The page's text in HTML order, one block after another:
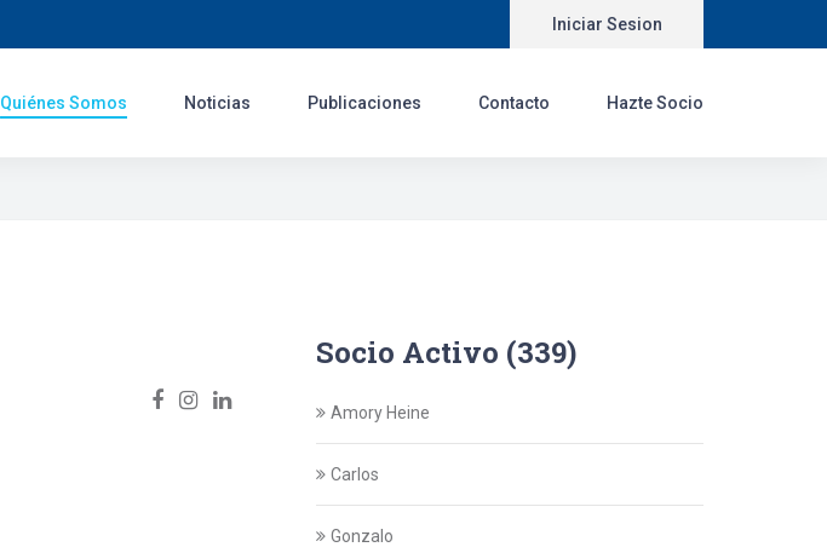
Iniciar Sesion
Quiénes Somos Noticias Publicaciones Contacto Hazte Socio
Socio Activo (339)
Amory Heine
Carlos
Gonzalo